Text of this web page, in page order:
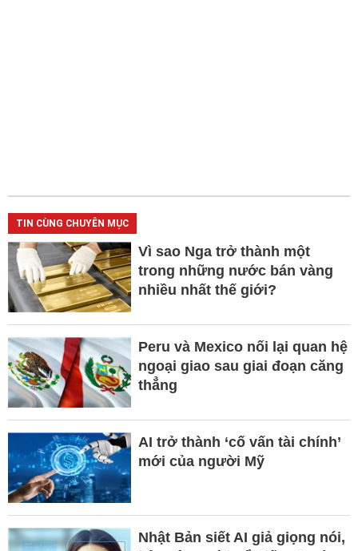
TIN CÙNG CHUYÊN MỤC
Vì sao Nga trở thành một
trong những nước bán vàng
nhiều nhất thế giới?
Peru và Mexico nối lại quan hệ
ngoại giao sau giai đoạn căng
thẳng
AI trở thành ‘cố vấn tài chính’
mới của người Mỹ
Nhật Bản siết AI giả giọng nói,